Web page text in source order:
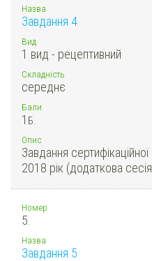
Назва
Завдання 4
Вид
1 вид - рецептивний
Складність
середнє
Бали
1 Б.
Опис
Завдання
2018 рік (додаткова
Номер
5.
Назва
Завдання 5